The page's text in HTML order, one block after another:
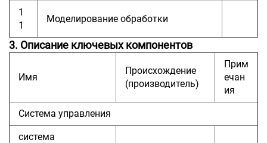
1
1
Моделирование обработки
3. Описание ключевых компонентов
Имя
Происхождение
(производитель)
Прим
ечан
ия
Система управления
система